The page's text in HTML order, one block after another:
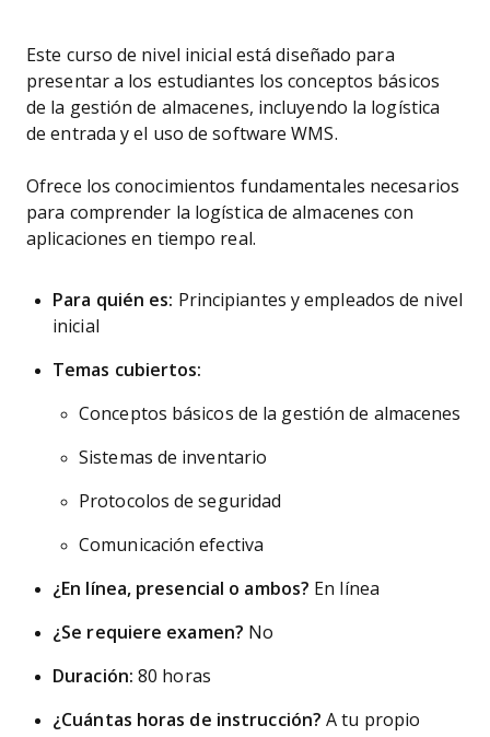
Este curso de nivel inicial está diseñado para
presentar a los estudiantes los conceptos básicos
de la gestión de almacenes, incluyendo la logística
de entrada y el uso de software WMS.
Ofrece los conocimientos fundamentales necesarios
para comprender la logística de almacenes con
aplicaciones en tiempo real.
Para quién es: Principiantes y empleados de nivel
inicial
Temas cubiertos:
Conceptos básicos de la gestión de almacenes
Sistemas de inventario
Protocolos de seguridad
Comunicación efectiva
¿En línea, presencial o ambos? En línea
¿Se requiere examen? No
Duración: 80 horas
¿Cuántas horas de instrucción? A tu propio